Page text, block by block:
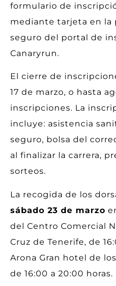
formulario de
mediante tarjeta en la
seguro del portal de
Canaryrun.
El cierre de
17 de marzo, o hasta
inscripciones. La
incluye: asistencia
seguro, bolsa del
al finalizar la carrera,
sorteos.
La recogida de los
sábado 23 de marzo
del Centro Comercial
Cruz de Tenerife, de
Arona Gran hotel de
de 16:00 a 20:00 horas.